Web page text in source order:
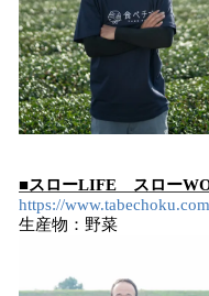
■スローLIFE スロー
https://
生産物：野菜